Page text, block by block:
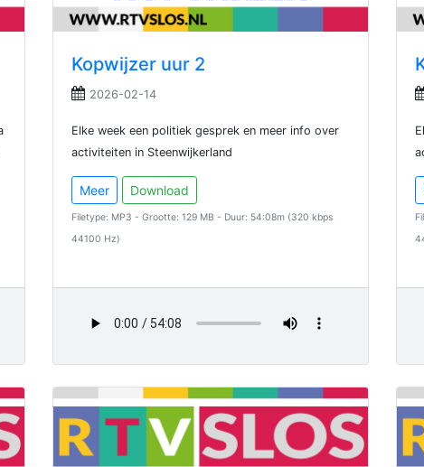
Kopwijzer uur 2
2026-02-14
Elke week een politiek gesprek en meer info over
activiteiten in Steenwijkerland
Meer Download
Filetype: MP3 - Grootte: 129 MB - Duur: 54:08m (320 kbps
44100 Hz)